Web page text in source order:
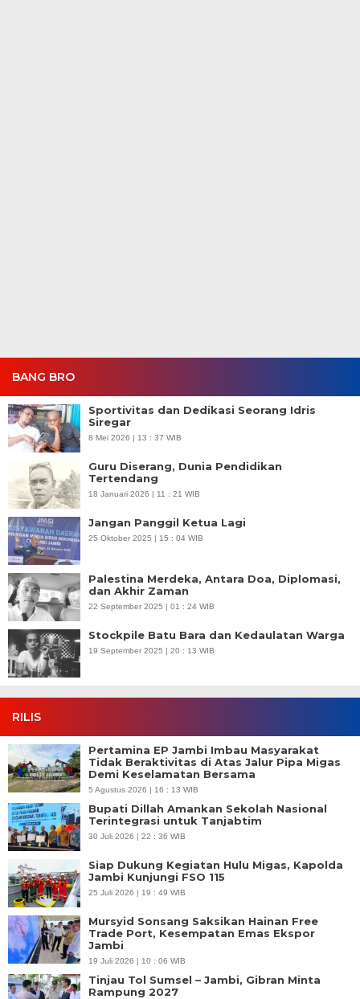
BANG BRO
Sportivitas dan Dedikasi Seorang Idris
Siregar
8 Mei 2026 | 13 : 37 WIB
Guru Diserang, Dunia Pendidikan
Tertendang
18 Januari 2026 | 11 : 21 WIB
Jangan Panggil Ketua Lagi
25 Oktober 2025 | 15 : 04 WIB
Palestina Merdeka, Antara Doa, Diplomasi,
dan Akhir Zaman
22 September 2025 | 01 : 24 WIB
Stockpile Batu Bara dan Kedaulatan Warga
19 September 2025 | 20 : 13 WIB
RILIS
Pertamina EP Jambi Imbau Masyarakat
Tidak Beraktivitas di Atas Jalur Pipa Migas
Demi Keselamatan Bersama
5 Agustus 2026 | 16 : 13 WIB
Bupati Dillah Amankan Sekolah Nasional
Terintegrasi untuk Tanjabtim
30 Juli 2026 | 22 : 36 WIB
Siap Dukung Kegiatan Hulu Migas, Kapolda
Jambi Kunjungi FSO 115
25 Juli 2026 | 19 : 49 WIB
Mursyid Sonsang Saksikan Hainan Free
Trade Port, Kesempatan Emas Ekspor
Jambi
19 Juli 2026 | 10 : 06 WIB
Tinjau Tol Sumsel – Jambi, Gibran Minta
Rampung 2027